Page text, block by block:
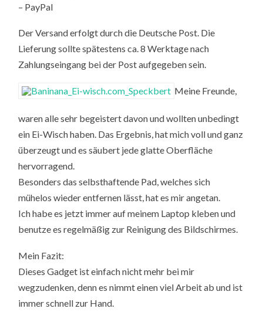
– PayPal
Der Versand erfolgt durch die Deutsche Post. Die
Lieferung sollte spätestens ca. 8 Werktage nach
Zahlungseingang bei der Post aufgegeben sein.
Meine Freunde,
waren alle sehr begeistert davon und wollten unbedingt
ein Ei-Wisch haben. Das Ergebnis, hat mich voll und ganz
überzeugt und es säubert jede glatte Oberfläche
hervorragend.
Besonders das selbsthaftende Pad, welches sich
mühelos wieder entfernen lässt, hat es mir angetan.
Ich habe es jetzt immer auf meinem Laptop kleben und
benutze es regelmäßig zur Reinigung des Bildschirmes.
Mein Fazit:
Dieses Gadget ist einfach nicht mehr bei mir
wegzudenken, denn es nimmt einen viel Arbeit ab und ist
immer schnell zur Hand.